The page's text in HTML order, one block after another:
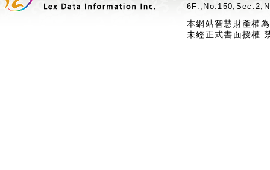
本網站智慧財產權
未經正式書面授權